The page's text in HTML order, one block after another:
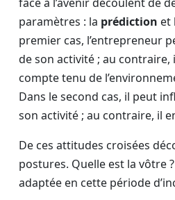
paramètres : la prédiction et
premier cas, l’entrepreneur
de son activité ; au contraire,
compte tenu de
Dans le second cas, il peut
son activité ; au contraire, il
De ces attitudes croisées
postures. Quelle est la vôtre
adaptée en cette période